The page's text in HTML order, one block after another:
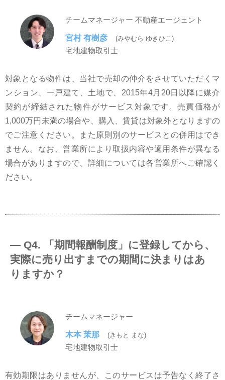
チームマネージャー 不動産エージェント
宮村 有樹彦 (みやむら ゆきひこ)
宅地建物取引士
対象となる物件は、当社で売却の仲介をさせていただくマ
ンション、一戸建て、土地で、2015年4月20日以降に媒介
契約が締結された物件がサービス対象です。売買価格が
1,000万円未満の場合や、購入、賃貸は対象外となりますの
でご注意ください。また原則別のサービスとの併用はでき
ません。なお、営業所により取扱内容や適用条件が異なる
場合がありますので、詳細については各営業所へご確認く
ださい。
― Q4. 「期間報酬制度」に登録してから、
実際に売り出すまでの期間に決まりはあ
りますか？
チームマネージャー
木本 茉那 (きもと まな)
宅地建物取引士
有効期限はありませんが、このサービスは予告なく終了さ